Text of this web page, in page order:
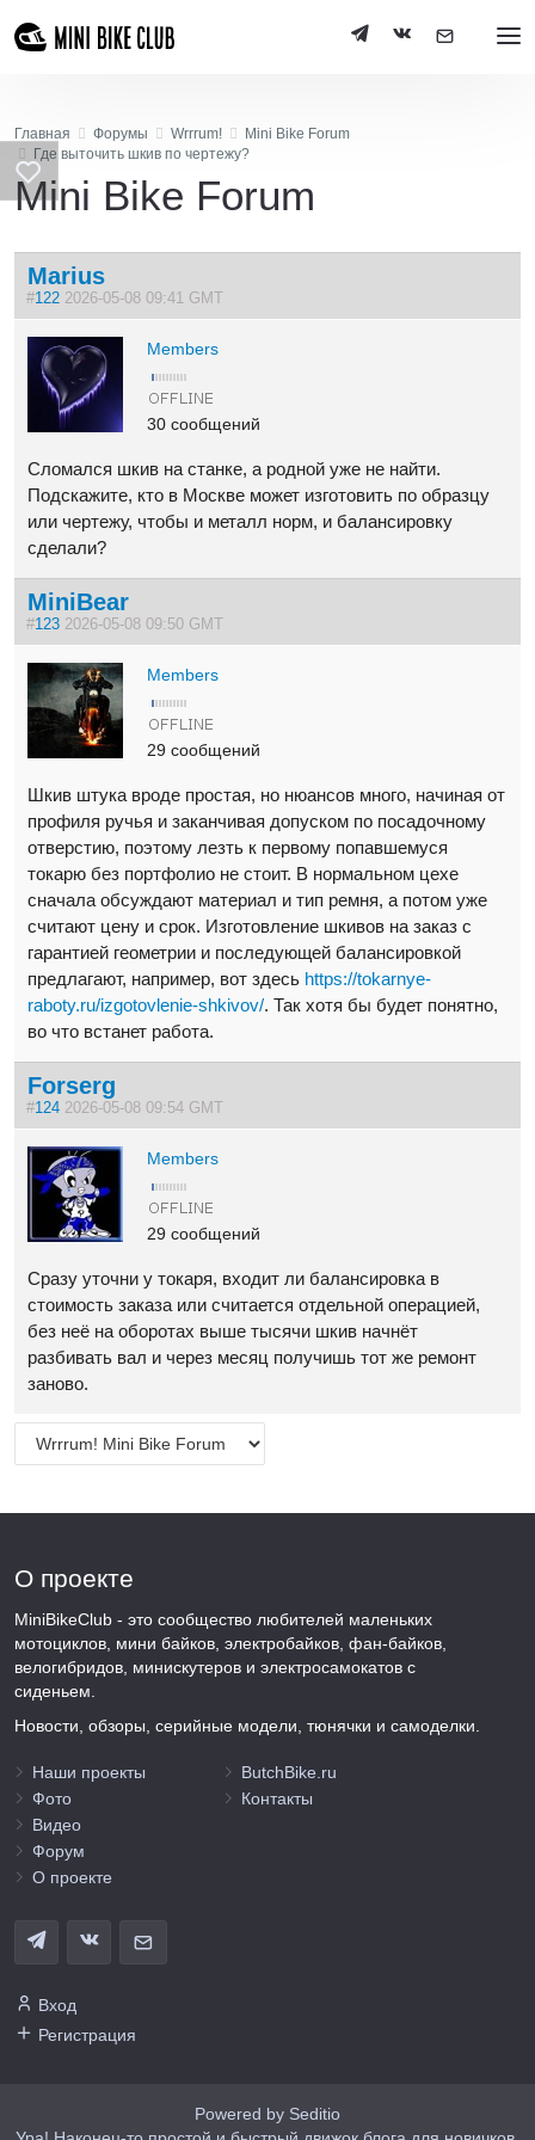
Главная Форумы Wrrrum!
Mini Bike Forum
Где выточить шкив по чертежу?
Mini Bike Forum
Marius
#122 2026-05-08 09:41 GMT
Members
30 сообщений
Сломался шкив на станке, а родной уже не найти.
Подскажите, кто в Москве может изготовить по образцу
или чертежу, чтобы и металл норм, и балансировку
сделали?
MiniBear
#123 2026-05-08 09:50 GMT
Members
29 сообщений
Шкив штука вроде простая, но нюансов много, начиная от
профиля ручья и заканчивая допуском по посадочному
отверстию, поэтому лезть к первому попавшемуся
токарю без портфолио не стоит. В нормальном цехе
сначала обсуждают материал и тип ремня, а потом уже
считают цену и срок. Изготовление шкивов на заказ с
гарантией геометрии и последующей балансировкой
предлагают, например, вот здесь https://tokarnye-
raboty.ru/izgotovlenie-shkivov/. Так хотя бы будет понятно,
во что встанет работа.
Forserg
#124 2026-05-08 09:54 GMT
Members
29 сообщений
Сразу уточни у токаря, входит ли балансировка в
стоимость заказа или считается отдельной операцией,
без неё на оборотах выше тысячи шкив начнёт
разбивать вал и через месяц получишь тот же ремонт
заново.
О проекте
MiniBikeClub - это сообщество любителей маленьких
мотоциклов, мини байков, электробайков, фан-байков,
велогибридов, минискутеров и электросамокатов с
сиденьем.
Новости, обзоры, серийные модели, тюнячки и самоделки.
Наши проекты
Фото
Видео
Форум
О проекте
ButchBike.ru
Контакты
Вход
Регистрация
Powered by Seditio